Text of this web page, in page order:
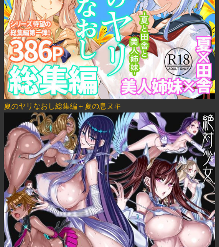
夏のヤリなおし総集編＋夏の息ヌキ